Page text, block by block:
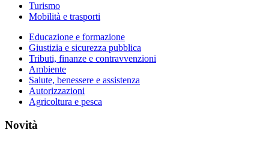
Turismo
Mobilità e trasporti
Educazione e formazione
Giustizia e sicurezza pubblica
Tributi, finanze e contravvenzioni
Ambiente
Salute, benessere e assistenza
Autorizzazioni
Agricoltura e pesca
Novità